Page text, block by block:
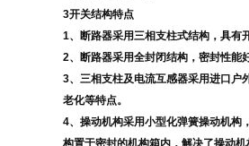
3开关结构特点
1、断路器采用三相支柱式结构，具有
2、断路器采用全封闭结构，密封性能
3、三相支柱及电流互感器采用进口户
老化等特点。
4、操动机构采用小型化弹簧操动机构
构置于密封的机构箱内，解决了操动